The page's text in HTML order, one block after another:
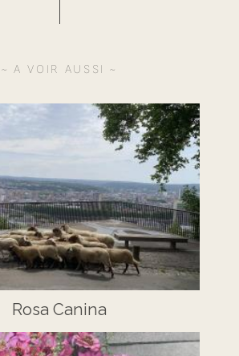
A VOIR AUSSI
Rosa Canina